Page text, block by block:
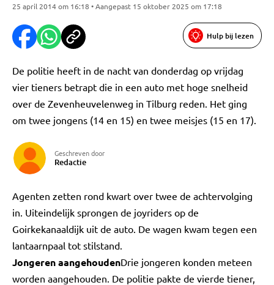
25 april 2014 om 16:18 • Aangepast 15 oktober 2025 om 17:18
Hulp bij lezen
De politie heeft in de nacht van donderdag op vrijdag
vier tieners betrapt die in een auto met hoge snelheid
over de Zevenheuvelenweg in Tilburg reden. Het ging
om twee jongens (14 en 15) en twee meisjes (15 en 17).
Geschreven door
Redactie
Agenten zetten rond kwart over twee de achtervolging
in. Uiteindelijk sprongen de joyriders op de
Goirkekanaaldijk uit de auto. De wagen kwam tegen een
lantaarnpaal tot stilstand.
Jongeren aangehoudenDrie jongeren konden meteen
worden aangehouden. De politie pakte de vierde tiener,